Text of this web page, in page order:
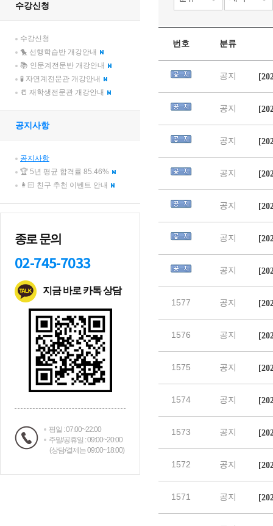
수강신청
수강신청
🐤 선행학습반 개강안내
📚 인문계전문반 개강안내
🧪 자연계전문관 개강안내
📒 재학생전문관 개강안내
공지사항
공지사항
🏆 5년 평균 합격률 85.46%
👩🏻 친구 추천 이벤트 안내
종로 문의
02-745-7033
지금 바로 카톡 상담
평일 : 07:00~22:00
주말/공휴일 : 09:00~20:00
(상담/결제는 09:00~18:00)